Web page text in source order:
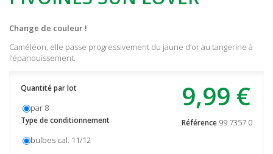
Change de couleur !
Caméléon, elle passe progressivement du jaune d’or au tangerine à
l’épanouissement.
9,99 €
Référence 99.7357.0
Quantité par lot
par 8
Type de conditionnement
bulbes cal. 11/12